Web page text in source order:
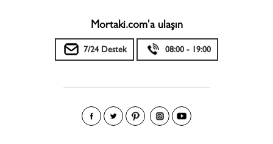
Mortaki.com'a ulaşın
7/24 Destek 08:00 - 19:00